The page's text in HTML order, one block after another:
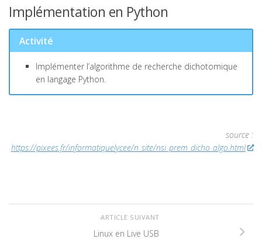
Implémentation en Python
Activité
Implémenter l’algorithme de recherche dichotomique
en langage Python.
source :
https://pixees.fr/informatiquelycee/n_site/nsi_prem_dicho_algo.html
ARTICLE SUIVANT
Linux en Live USB